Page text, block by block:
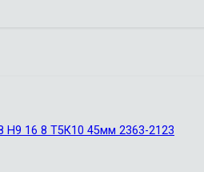
Н9 16 8 Т5К10 45мм 2363-2123